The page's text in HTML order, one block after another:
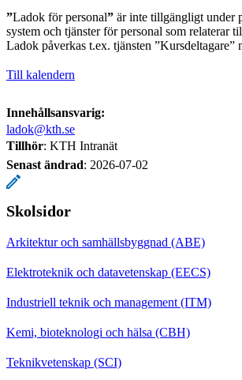
”Ladok för personal” är inte tillgängligt under
system och tjänster för personal som relaterar
Ladok påverkas t.ex. tjänsten ”Kursdeltagare”
Till kalendern
Innehållsansvarig:
ladok@kth.se
Tillhör: KTH Intranät
Senast ändrad: 2026-07-02
Skolsidor
Arkitektur och samhällsbyggnad (ABE)
Elektroteknik och datavetenskap (EECS)
Industriell teknik och management (ITM)
Kemi, bioteknologi och hälsa (CBH)
Teknikvetenskap (SCI)